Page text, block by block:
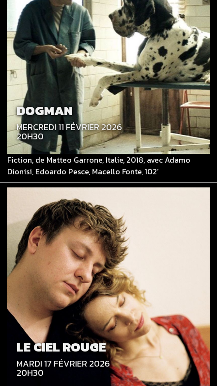
DOGMAN
MERCREDI 11 FÉVRIER 2026
20H30
Fiction, de Matteo Garrone, Italie, 2018, avec Adamo
Dionisi, Edoardo Pesce, Macello Fonte, 102’
LE CIEL ROUGE
MARDI 17 FÉVRIER 2026
20H30